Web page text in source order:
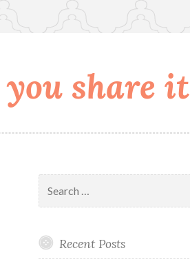
you share it
for:
Recent Posts